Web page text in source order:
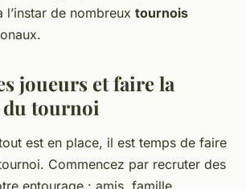
l’instar de nombreux tournois
joueurs et faire la
tournoi
est en place, il est temps de faire
Commencez par recruter des
entourage : amis, famille,